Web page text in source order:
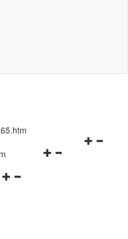
Navigationsmenü
Navigationsmenü